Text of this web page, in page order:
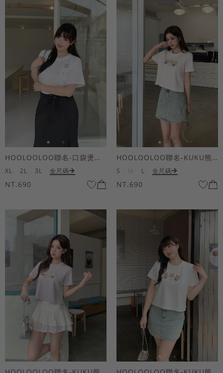
HOOLOOLOO聯名-口袋燙金KUKU熊短袖上衣
XL 2L 3L 全尺碼
NT.690
HOOLOOLOO聯名-KUKU熊蝴蝶結短袖上衣
S L 全尺碼
NT.690